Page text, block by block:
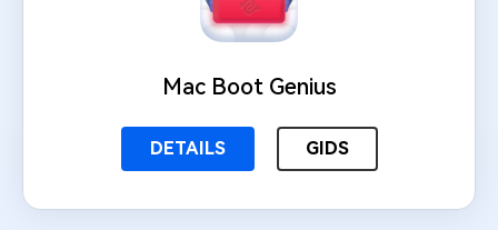
Mac Boot Genius
DETAILS GIDS